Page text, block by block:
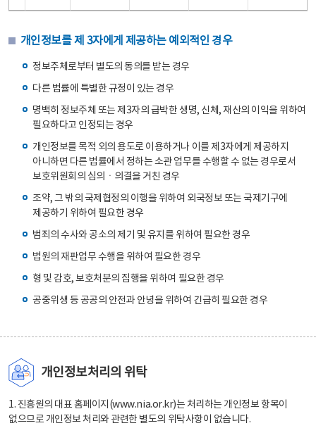
개인정보를 제 3자에게 제공하는 예외적인 경우
정보주체로부터 별도의 동의를 받는 경우
다른 법률에 특별한 규정이 있는 경우
명백히 정보주체 또는 제3자의 급박한 생명, 신체, 재산의 이익을 위하여
필요하다고 인정되는 경우
개인정보를 목적 외의 용도로 이용하거나 이를 제3자에게 제공하지
아니하면 다른 법률에서 정하는 소관 업무를 수행할 수 없는 경우로서
보호위원회의 심의ㆍ의결을 거친 경우
조약, 그 밖의 국제협정의 이행을 위하여 외국정보 또는 국제기구에
제공하기 위하여 필요한 경우
범죄의 수사와 공소의 제기 및 유지를 위하여 필요한 경우
법원의 재판업무 수행을 위하여 필요한 경우
형 및 감호, 보호처분의 집행을 위하여 필요한 경우
공중위생 등 공공의 안전과 안녕을 위하여 긴급히 필요한 경우
개인정보처리의 위탁
1. 진흥원의 대표 홈페이지(www.nia.or.kr)는 처리하는 개인정보 항목이
없으므로 개인정보 처리와 관련한 별도의 위탁사항이 없습니다.